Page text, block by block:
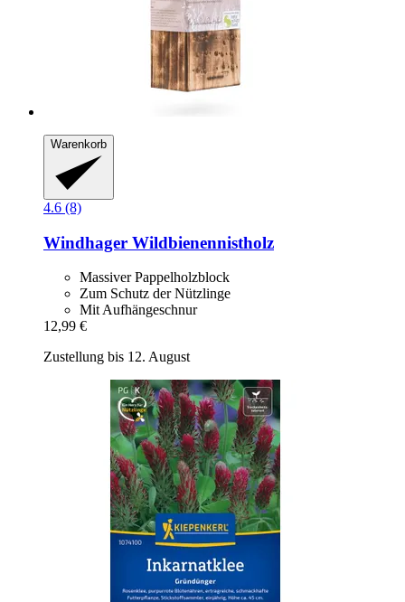
Warenkorb
4.6 (8)
Windhager Wildbienennistholz
Massiver Pappelholzblock
Zum Schutz der Nützlinge
Mit Aufhängeschnur
12,99 €
Zustellung bis 12. August